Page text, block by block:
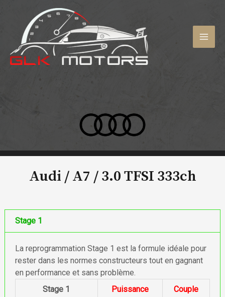
contenu
Audi / A7 /3.0 TFSI 333ch
Stage 1
La reprogrammation Stage 1 est la formule idéale pour
rester dans les normes constructeurs tout en gagnant
en performance et sans problème.
Stage 1
Puissance Couple